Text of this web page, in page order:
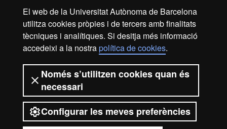
El web de la Universitat Autònoma de Barcelona
utilitza cookies pròpies i de tercers amb finalitats
tècniques i analítiques. Si desitja més informació
accedeixi a la nostrapolítica de cookies.
Només s’utilitzen cookies quan és
necessari
Configurar les meves preferències
titulacions del Grup 2 i Direcció de Màrqueting (codi 104678) per
a les del Grup 3.
Avís legal Protecció de dades
Sobre el web
Accessibilitat web
2026 Universitat Autònoma de